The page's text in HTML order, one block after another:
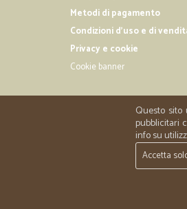
Metodi di pagamento
Condizioni d'uso e di
Privacy e cookie
Cookie banner
Questo
pubblicitari
info su
Accetta